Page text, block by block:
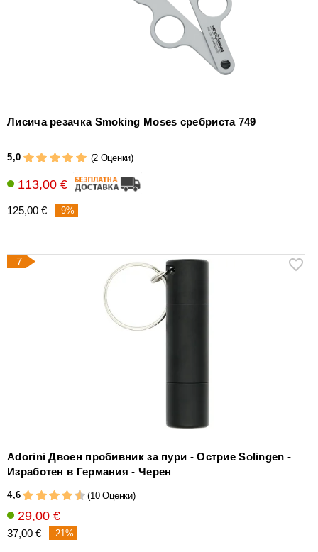
Лисича резачка Smoking Moses сребриста 749
5,0 (2 Оценки)
113,00 €
125,00 € -9%
7
Adorini Двоен пробивник за пури - Острие Solingen -
Изработен в Германия - Черен
4,6 (10 Оценки)
29,00 €
37,00 € -21%